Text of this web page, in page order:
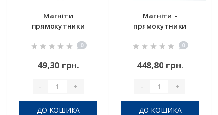
Магніти
прямокутники
0
49,30 грн.
- +
ДО КОШИКА
Магніти -
прямокутники
0
448,80 грн.
- +
ДО КОШИКА